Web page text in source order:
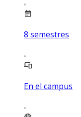
8 semestres
En el campus